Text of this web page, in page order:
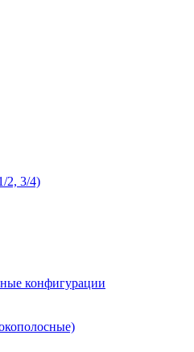
2, 3/4)
конфигурации